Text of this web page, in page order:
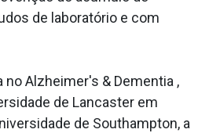
de laboratório e com
no Alzheimer's & Dementia ,
de Lancaster em
de Southampton, a